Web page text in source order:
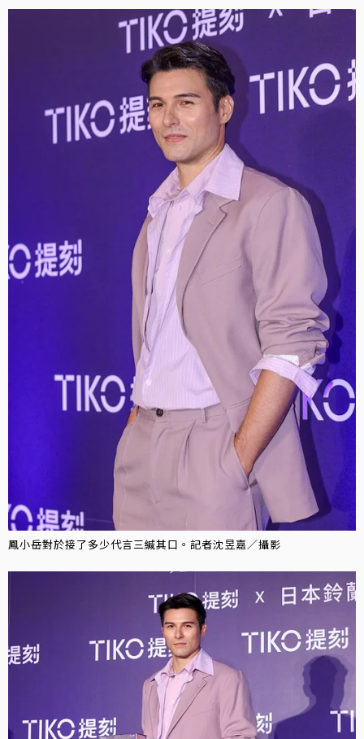
鳳小岳對於接了多少代言三緘其口。記者沈昱嘉／攝影